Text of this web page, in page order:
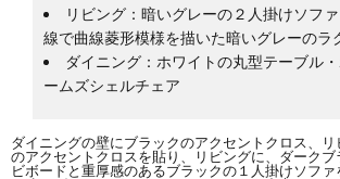
リビング：暗いグレーの２人掛けソフ
線で曲線菱形模様を描いた暗いグレーのラ
ダイニング：ホワイトの丸型テーブル
ームズシェルチェア
ダイニングの壁にブラックのアクセントクロス、
のアクセントクロスを貼り、リビングに、ダーク
ビボードと重厚感のあるブラックの１人掛けソフ